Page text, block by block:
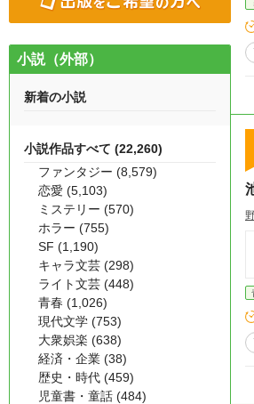
小説（外部）
新着の小説
小説作品すべて (22,260)
ファンタジー (8,579)
恋愛 (5,103)
ミステリー (570)
ホラー (755)
SF (1,190)
キャラ文芸 (298)
ライト文芸 (448)
青春 (1,026)
現代文学 (753)
大衆娯楽 (638)
経済・企業 (38)
歴史・時代 (459)
児童書・童話 (484)